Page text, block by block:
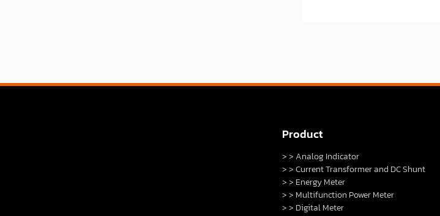
Product
> > Analog Indicator
> > Current Transformer and DC Shunt
> > Energy Meter
> > Multifunction Power Meter
> > Digital Meter